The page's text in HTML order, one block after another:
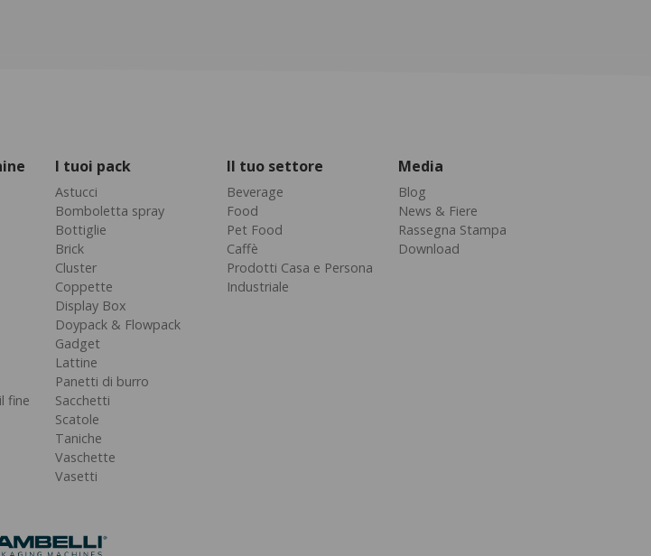
fine
I tuoi pack
Astucci
Bomboletta spray
Bottiglie
Brick
Cluster
Coppette
Display Box
Doypack & Flowpack
Gadget
Lattine
Panetti di burro
Sacchetti
Scatole
Taniche
Vaschette
Vasetti
Il tuo settore
Beverage
Food
Pet Food
Caffè
Prodotti Casa e Persona
Industriale
Media
Blog
News & Fiere
Rassegna Stampa
Download